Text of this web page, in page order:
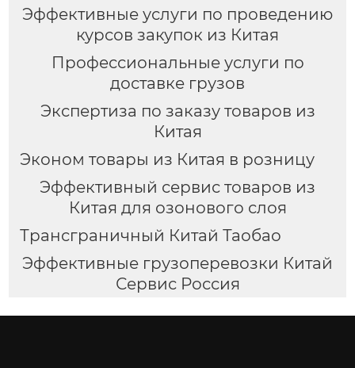
Эффективные услуги по проведению
курсов закупок из Китая
Профессиональные услуги по
доставке грузов
Экспертиза по заказу товаров из
Китая
Эконом товары из Китая в розницу
Эффективный сервис товаров из
Китая для озонового слоя
Трансграничный Китай Таобао
Эффективные грузоперевозки Китай
Сервис Россия